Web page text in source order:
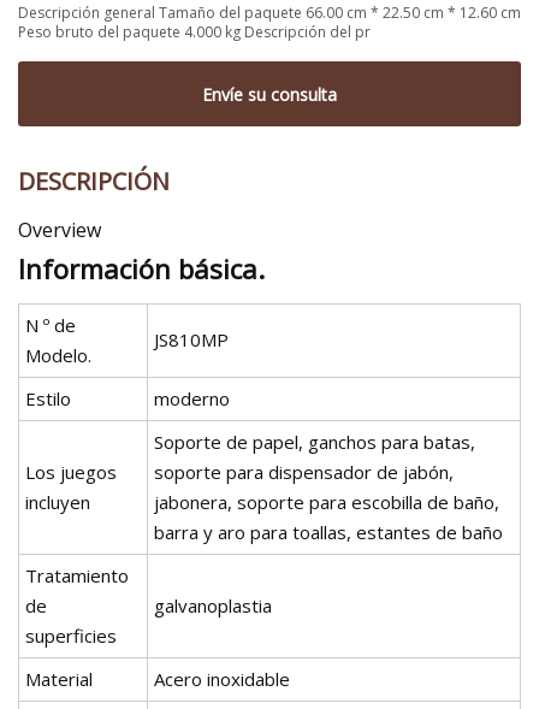
Descripción general Tamaño del paquete 66.00 cm * 22.50 cm * 12.60 cm
Peso bruto del paquete 4.000 kg Descripción del pr
Envíe su consulta
DESCRIPCIÓN
Overview
Información básica.
N º de
Modelo.
JS810MP
Estilo moderno
Los juegos
incluyen
Soporte de papel, ganchos para batas,
soporte para dispensador de jabón,
jabonera, soporte para escobilla de baño,
barra y aro para toallas, estantes de baño
Tratamiento
de
superficies
galvanoplastia
Material
Acero inoxidable